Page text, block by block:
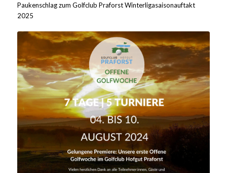
Paukenschlag zum Golfclub Praforst Winterligasaisonauftakt
2025